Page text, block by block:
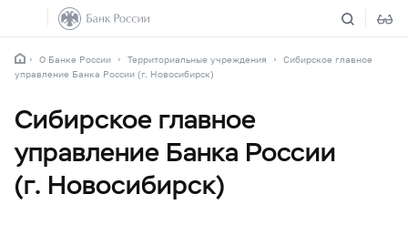
О Банке России Территориальные учреждения
Сибирское главное
управление Банка России (г. Новосибирск)
Сибирское главное
управление Банка России
(г. Новосибирск)